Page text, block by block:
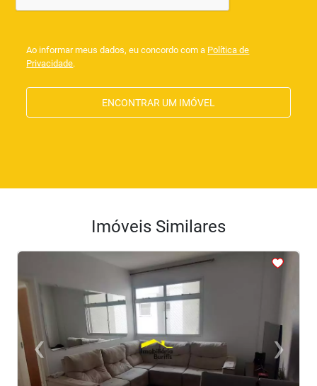
Ao informar meus dados, eu concordo com a Política de
Privacidade.
ENCONTRAR UM IMÓVEL
Imóveis Similares
‹Previous ›Next